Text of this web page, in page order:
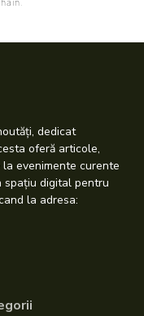
dedicat
oferă articole,
evenimente curente
spațiu digital pentru
la adresa: